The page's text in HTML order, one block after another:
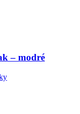
– modré